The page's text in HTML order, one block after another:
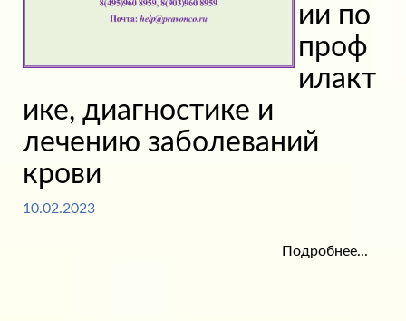
ии по
проф
илакт
ике, диагностике и
лечению заболеваний
крови
10.02.2023
Подробнее...